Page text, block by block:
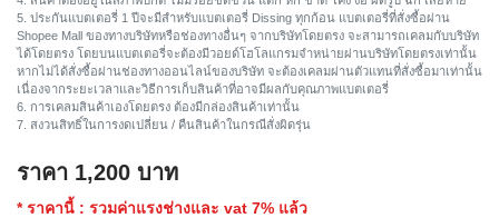
5. ประกันแบตเตอรี่ 1 ปีจะมีสำหรับแบตเตอรี่ Dissing ทุกก้อน แบตเตอรี่ที่สั่งซื้อผ่าน
Shopee Mall ของทางบริษัทหรือช่องทางอื่นๆ จากบริษัทโดยตรง จะสามารถเคลมกับบริษัท
ได้โดยตรง โดยบนแบตเตอรี่จะต้องมีวอยด์โฮโลแกรมจำหน่ายผ่านบริษัทโดยตรงเท่านั้น
หากไม่ได้สั่งซื้อผ่านช่องทางออนไลน์ของบริษัท จะต้องเคลมผ่านตัวแทนที่สั่งซื้อมาเท่านั้น
เนื่องจากระยะเวลาและวิธีการเก็บสินค้าที่อาจมีผลกับคุณภาพแบตเตอรี่
6. การเคลมสินค้าเองโดยตรง ต้องมีกล่องสินค้าเท่านั้น
7. สงวนสิทธิ์ในการงดเปลี่ยน / คืนสินค้าในกรณีสั่งผิดรุ่น
ราคา 1,200 บาท
* ราคานี้ : รวมค่าแรงช่างและ vat 7% แล้ว